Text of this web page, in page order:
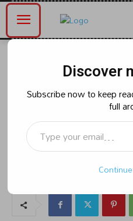
న్యాయ
భారత ప్రధాన
న్యాయమూర్తుల లేఖ
Monday,
Discover
Subscribe now to keep
full
Type your email…